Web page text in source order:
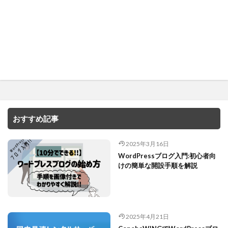
おすすめ記事
2025年3月16日
WordPressブログ入門:初心者向
けの簡単な開設手順を解説
2025年4月21日